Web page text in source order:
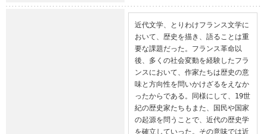
近代文学、とりわけフランス文学に
おいて、歴史を描き、語ることは重
要な課題だった。フランス革命以
後、多くの社会変動を経験したフラ
ンスにおいて、作家たちは歴史の意
味と方向性を問いかけざるをえなか
ったからである。同様にして、19世
紀の歴史家たちもまた、国民や国家
の起源を問うことで、近代の歴史学
を確立していった。その意味では近